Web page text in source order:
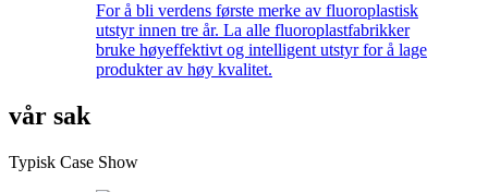
For å bli verdens første merke av fluoroplastisk
utstyr innen tre år. La alle fluoroplastfabrikker
bruke høyeffektivt og intelligent utstyr for å lage
produkter av høy kvalitet.
vår sak
Typisk Case Show